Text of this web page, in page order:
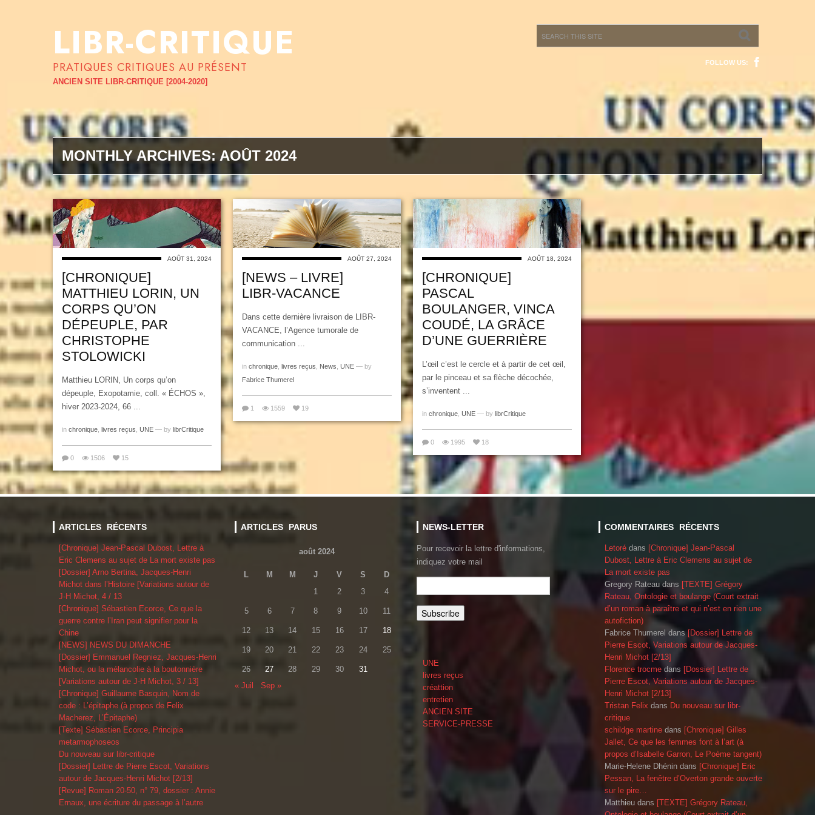
LIBR-CRITIQUE
PRATIQUES CRITIQUES AU PRÉSENT
ANCIEN SITE LIBR-CRITIQUE [2004-2020]
FOLLOW US:
MONTHLY ARCHIVES: AOÛT 2024
AOÛT 31, 2024
[CHRONIQUE]
MATTHIEU LORIN, UN
CORPS QU’ON
DÉPEUPLE, PAR
CHRISTOPHE
STOLOWICKI
Matthieu LORIN, Un corps qu’on
dépeuple, Exopotamie, coll. « ÉCHOS »,
hiver 2023-2024, 66 ...
in chronique livres reçus UNE — by librCritique
0 1506 15
AOÛT 27, 2024
[NEWS – LIVRE]
LIBR-VACANCE
Dans cette dernière livraison de LIBR-
VACANCE, l’Agence tumorale de
communication ...
in chronique livres reçus News UNE — by
Fabrice Thumerel
1 1559 19
AOÛT 18, 2024
[CHRONIQUE]
PASCAL
BOULANGER, VINCA
COUDÉ, LA GRÂCE
D’UNE GUERRIÈRE
L’œil c’est le cercle et à partir de cet œil,
par le pinceau et sa flèche décochée,
s’inventent ...
in chronique UNE — by librCritique
0 1995 18
ARTICLES RÉCENTS
[Chronique] Jean-Pascal Dubost, Lettre à
Eric Clemens au sujet de La mort existe pas
[Dossier] Arno Bertina, Jacques-Henri
Michot dans l’Histoire [Variations autour de
J-H Michot, 4 / 13
[Chronique] Sébastien Ecorce, Ce que la
guerre contre l’Iran peut signifier pour la
Chine
[NEWS] NEWS DU DIMANCHE
[Dossier] Emmanuel Regniez, Jacques-Henri
Michot, ou la mélancolie à la boutonnière
[Variations autour de J-H Michot, 3 / 13]
[Chronique] Guillaume Basquin, Nom de
code : L’épitaphe (à propos de Felix
Macherez, L’Épitaphe)
[Texte] Sébastien Ecorce, Principia
metarmophoseos
Du nouveau sur libr-critique
[Dossier] Lettre de Pierre Escot, Variations
autour de Jacques-Henri Michot [2/13]
[Revue] Roman 20-50, n° 79, dossier : Annie
Ernaux, une écriture du passage à l’autre
ARTICLES PARUS
août 2024
L M M J V S
D
1
2 3 4
5 6 7 8 9 10 11
12 13 14 15 16 17 18
19 20 21 22 23 24 25
26 27 28 29 30
31
« Juil
Sep »
NEWS-LETTER
Pour recevoir la lettre d'informations,
indiquez votre mail
UNE
livres reçus
créattion
entretien
ANCIEN SITE
SERVICE-PRESSE
COMMENTAIRES RÉCENTS
Letoré dans [Chronique] Jean-Pascal
Dubost, Lettre à Eric Clemens au sujet de
La mort existe pas
Gregory Rateau dans [TEXTE] Grégory
Rateau, Ontologie et boulange (Court extrait
d’un roman à paraître et qui n’est en rien une
autofiction)
Fabrice Thumerel dans [Dossier] Lettre de
Pierre Escot, Variations autour de Jacques-
Henri Michot [2/13]
Florence trocme dans [Dossier] Lettre de
Pierre Escot, Variations autour de Jacques-
Henri Michot [2/13]
Tristan Felix dans Du nouveau sur libr-
critique
schildge martine dans [Chronique] Gilles
Jallet, Ce que les femmes font à l’art (à
propos d’Isabelle Garron, Le Poème tangent)
Marie-Helene Dhénin dans [Chronique] Eric
Pessan, La fenêtre d’Overton grande ouverte
sur le pire…
Matthieu dans [TEXTE] Grégory Rateau,